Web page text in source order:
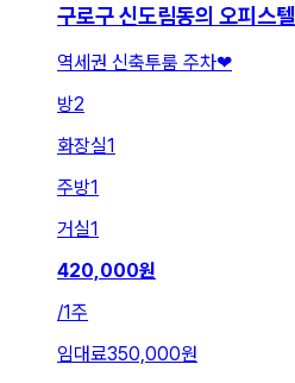
구로구 신도림동의 오피스텔
역세권 신축투룸 주차❤
방2
화장실1
주방1
거실1
420,000원
/1주
임대료350,000원